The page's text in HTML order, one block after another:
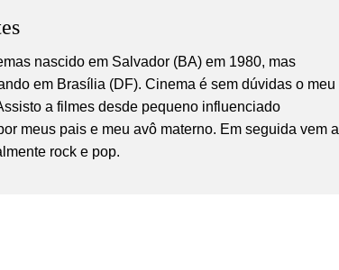
nascido em Salvador (BA) em 1980, mas
em Brasília (DF). Cinema é sem dúvidas o meu
a filmes desde pequeno influenciado
meus pais e meu avô materno. Em seguida vem a
rock e pop.